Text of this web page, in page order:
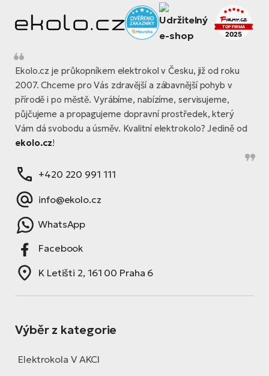
Ekolo.cz je průkopníkem elektrokol v Česku, již od roku
2007. Chceme pro Vás zdravější a zábavnější pohyb v
přírodě i po městě. Vyrábíme, nabízíme, servisujeme,
půjčujeme a propagujeme dopravní prostředek, který
Vám dá svobodu a úsměv. Kvalitní elektrokolo? Jedině od
ekolo.cz!
+420 220 991 111
info@ekolo.cz
WhatsApp
Facebook
K Letišti 2, 161 00 Praha 6
Výběr z kategorie
Elektrokola V AKCI